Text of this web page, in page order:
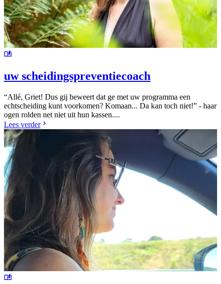
uw scheidingspreventiecoach
“Allé, Griet! Dus gij beweert dat ge met uw programma een
echtscheiding kunt voorkomen? Komaan... Da kan toch niet!” - haar
ogen rolden net niet uit hun kassen....
Lees verder